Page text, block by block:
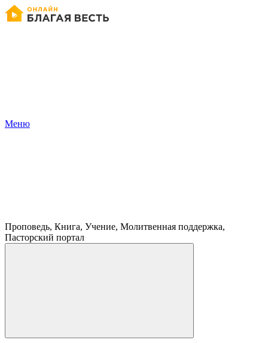
Меню
Проповедь, Книга, Учение, Молитвенная поддержка,
Пасторский портал